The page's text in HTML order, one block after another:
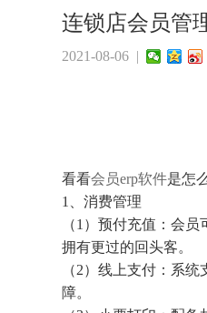
连锁店会员管
2021-08-06 |
看看会员erp软件是怎
1、消费管理
（1）预付充值：会
拥有更过的回头客。
（2）线上支付：系
障。